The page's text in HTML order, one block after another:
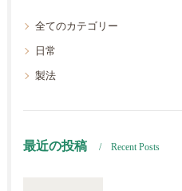
全てのカテゴリー
日常
製法
最近の投稿 Recent Posts